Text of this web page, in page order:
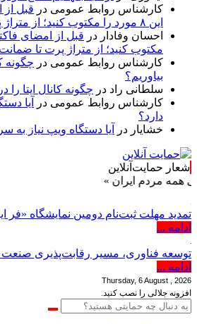
کارشناس روابط عمومی در قبل
این ۸ مورد را مکتوب کنید؛ از متراژ پرت تا ضمانت نصب
احسان وفادار در
مکتوب کنید؛ از متراژ پرت تا
کارشناس روابط عمومی در چگونه
بیاوریم؟
سلطانی راد در چگونه کانال ایتا را
کارشناس روابط عمومی در
آیا
دارد؟
خشایار در آیا دستگاه ویپ نیاز به
شعار حمایت‌آنلاین
ایران »
تمدید مهلت ثبت‌نام دومین نمایشگاه «فر ایران ۲» تا ۳۱
ادامه ...
توسعه فناوری، مسیر رقابت‌پذیری
ادامه ...
Thursday, 6 August , 2026
افزونه جلالی را نصب کنید.